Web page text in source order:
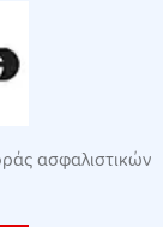
ασφαλιστικών